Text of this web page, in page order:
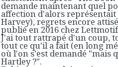
demande maintenant quel
affection d'alors représentait
Harvey), regrets encore
publié en 2016 chez
J'ai tout rattrapé d'un coup,
tout ce qu'il a fait (en long
où l'on s'est demandé "mais
Hartley ?".